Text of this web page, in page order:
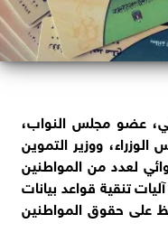
عضو مجلس النواب،
ووزير التموين
لعدد من المواطنين
تنقية قواعد بيانات
على حقوق المواطنين